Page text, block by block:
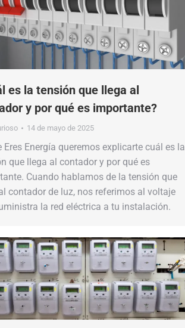
es la tensión que llega al
y por qué es importante?
14 de mayo de 2025
Eres Energía queremos explicarte cuál es la
que llega al contador y por qué es
Cuando hablamos de la tensión que
contador de luz, nos referimos al voltaje
la red eléctrica a tu instalación.